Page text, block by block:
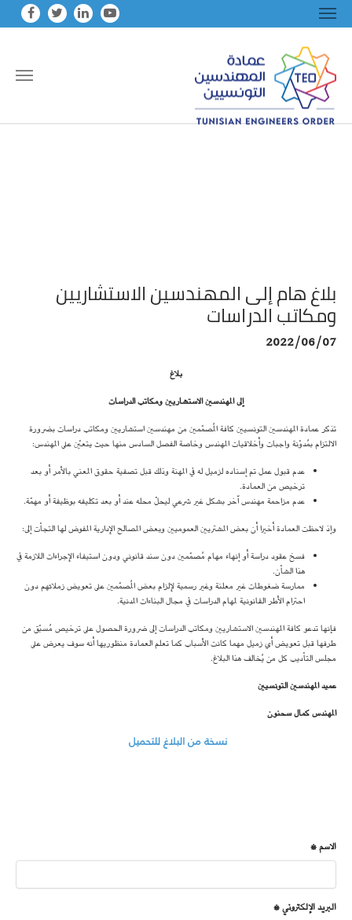
بلاغ هام إلى المهندسين الاستشاريين
ومكاتب الدراسات
2022/06/07
بلاغ
إلى المهندسين الاستشاريين ومكاتب الدراسات
تذكر عمادة المهندسين التونسيين كافة المُصمّمين من مهندسين استشاريين ومكاتب دراسات بضرورة
الالتزام بمُدوّنة واجبات وأخلاقيات المهندس وخاصة الفصل السادس منها حيث يتعيّن على المهندس:
عدم قبول عمل تم إسناده لزميل له في المهنة وذلك قبل تصفية حقوق المعني بالأمر أو بعد
ترخيص من العمادة.
عدم مزاحمة مهندس آخر بشكل غير شرعي ليحلّ محله عند أو بعد تكليفه بوظيفة أو مهمّة.
وإذ لاحظت العمادة أخيرا أن بعض المشتريين العموميين وبعض المصالح الإدارية المفوض لها التجأت إلى:
فسخ عقود دراسة أو إنهاء مهام مُصمّمين دون سند قانوني ودون استيفاء الإجراءات اللازمة في
هذا الشأن.
ممارسة ضغوطات غير معلنة وغير رسمية لإلزام بعض المُصمّمين على تعويض زملائهم دون
احترام الأطر القانونية لمهام الدراسات في مجال البناءات المدنية.
فإنها تدعو كافة المهندسين الاستشاريين ومكاتب الدراسات إلى ضرورة الحصول على ترخيص مُسبّق من
طرفها قبل تعويض أي زميل مهما كانت الأسباب كما تعلم العمادة منظوريها أنه سوف يعرض على
مجلس التأديب كل من يُخالف هذا البلاغ.
عميد المهندسين التونسيين
المهندس كمال سحنون
نسخة من البلاغ للتحميل
الاسم *
البريد الإلكتروني *